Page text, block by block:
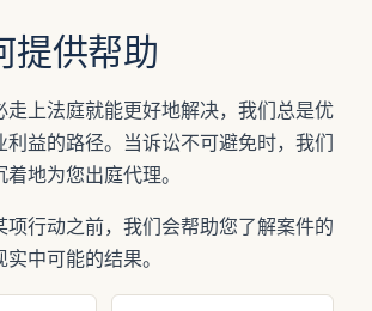
提供帮助
走上法庭就能更好地解决，我们总是优
利益的路径。当诉讼不可避免时，我们
地为您出庭代理。
项行动之前，我们会帮助您了解案件的
中可能的结果。